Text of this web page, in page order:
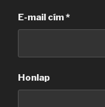
E-mail cím*
Honlap